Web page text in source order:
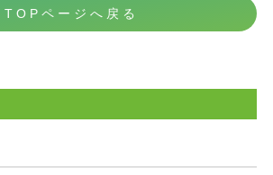
TOPページへ戻る